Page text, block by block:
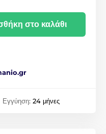
στο καλάθι
Εγγύηση: 24 μήνες